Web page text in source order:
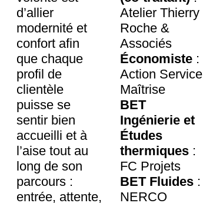
d’allier
modernité et
confort afin
que chaque
profil de
clientèle
puisse se
sentir bien
accueilli et à
l’aise tout au
long de son
parcours :
entrée, attente,
Atelier Thierry
Roche &
Associés
Économiste :
Action Service
Maîtrise
BET
Ingénierie et
Études
thermiques :
FC Projets
BET Fluides :
NERCO